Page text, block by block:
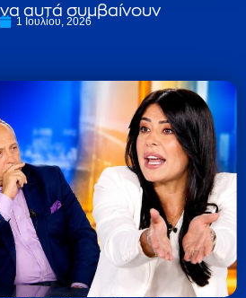
αυτά συμβαίνουν
1 Ιουλίου, 2026